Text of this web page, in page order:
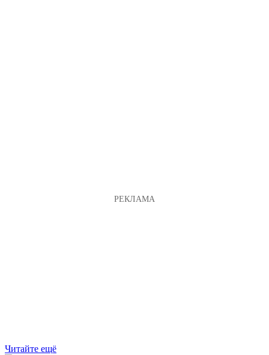
Читайте ещё